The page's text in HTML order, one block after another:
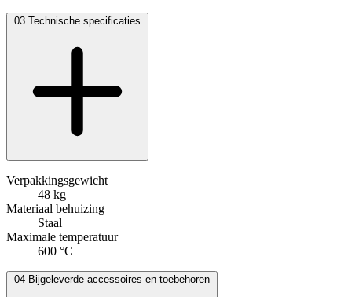
03 Technische specificaties
Verpakkingsgewicht
48 kg
Materiaal behuizing
Staal
Maximale temperatuur
600 °C
04 Bijgeleverde accessoires en toebehoren